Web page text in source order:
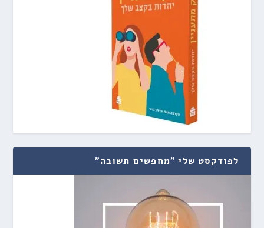
לפודקסט שלי "מחפשים תשובה"